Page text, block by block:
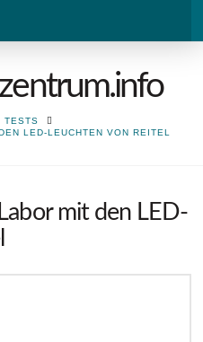
TESTS
LED-LEUCHTEN VON REITEL
mit den LED-